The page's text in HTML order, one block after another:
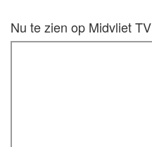
Nu te zien op Midvliet TV